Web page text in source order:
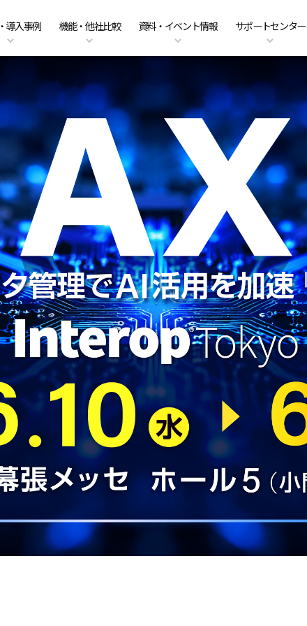
導入事例 機能・他社比較 資料・イベント情報 サポートセンター
のクラウド移行 ファイル共有・コラボレーション
Business 料金プラン DirectCloud AIの料金プラン
事例 利用シーン
管理者機能
ト情報 キャンペーン案内
あるご質問 PDFマニュアル
販売パートナーのご紹介